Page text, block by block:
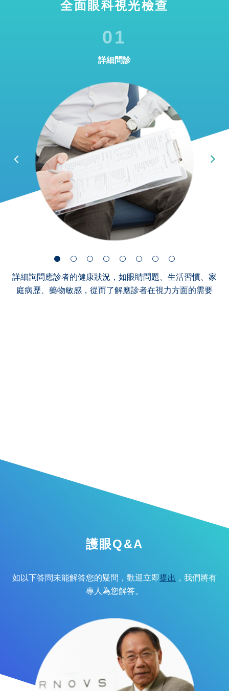
全面眼科視光檢查
01
詳細問診
詳細詢問應診者的健康狀況，如眼睛問題、生活習慣、家
庭病歷、藥物敏感，從而了解應診者在視力方面的需要
護眼Q&A
如以下答問未能解答您的疑問，歡迎立即提出 ，我們將有
專人為您解答。